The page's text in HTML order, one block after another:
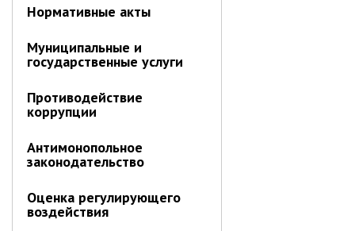
Схема
развития систем
коммун.инфраструктуры
Подготовка к отопительному
сезону
Информирование граждан
управление
Нормативные акты
Муниципальные и
государственные услуги
Противодействие
коррупции
Антимонопольное
законодательство
Оценка регулирующего
воздействия